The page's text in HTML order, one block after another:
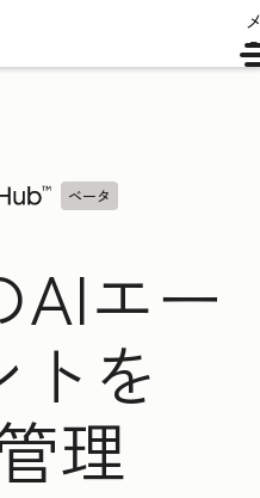
ベータ
AIエー
トを
理